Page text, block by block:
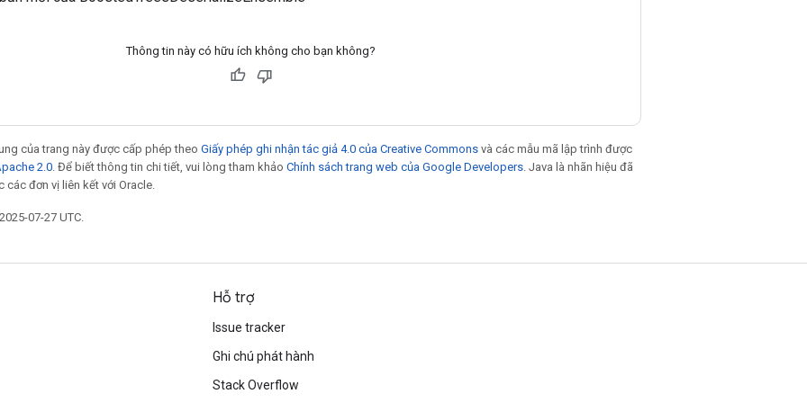
Thông tin này có hữu ích không cho bạn không?
của trang này được cấp phép theo Giấy phép ghi nhận tác giả 4.0 của Creative Commons và các mẫu mã lập trình được
2.0 . Để biết thông tin chi tiết, vui lòng tham khảo Chính sách trang web của Google Developers . Java là nhãn hiệu đã
đơn vị liên kết với Oracle.
07-27 UTC.
Hỗ trợ
Issue tracker
Ghi chú phát hành
Stack Overflow